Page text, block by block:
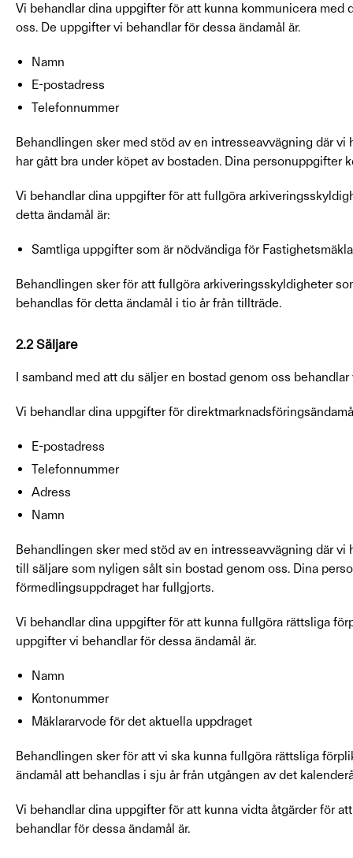
Vi behandlar dina uppgifter för att kunna kommunicera
oss. De uppgifter vi behandlar för dessa ändamål är.
Namn
E-postadress
Telefonnummer
Behandlingen sker med stöd av en intresseavvägning där
har gått bra under köpet av bostaden. Dina personuppgifter
Vi behandlar dina uppgifter för att fullgöra
detta ändamål är:
Samtliga uppgifter som är nödvändiga för
Behandlingen sker för att fullgöra arkiveringsskyldigheter
behandlas för detta ändamål i tio år från tillträde.
2.2 Säljare
I samband med att du säljer en bostad genom oss
Vi behandlar dina uppgifter för
E-postadress
Telefonnummer
Adress
Namn
Behandlingen sker med stöd av en intresseavvägning där
till säljare som nyligen sålt sin bostad genom oss. Dina
förmedlingsuppdraget har fullgjorts.
Vi behandlar dina uppgifter för att kunna fullgöra rättsliga
uppgifter vi behandlar för dessa ändamål är.
Namn
Kontonummer
Mäklararvode för det aktuella uppdraget
Behandlingen sker för att vi ska kunna fullgöra rättsliga
ändamål att behandlas i sju år från utgången av det
Vi behandlar dina uppgifter för att kunna vidta åtgärder för
behandlar för dessa ändamål är.